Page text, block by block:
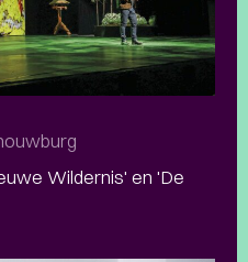
Wildernis' en 'De